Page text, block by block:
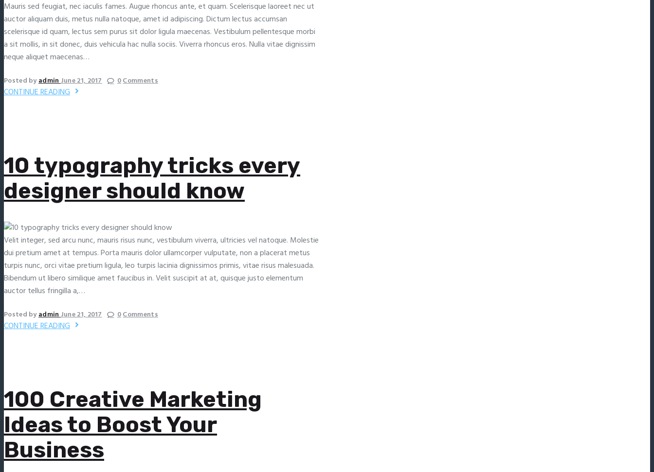
Mauris sed feugiat, nec iaculis fames. Augue rhoncus ante, et quam. Scelerisque laoreet nec ut
auctor aliquam duis, metus nulla natoque, amet id adipiscing. Dictum lectus accumsan
scelerisque id quam, lectus sem purus sit dolor ligula maecenas. Vestibulum pellentesque morbi
a sit mollis, in sit donec, duis vehicula hac nulla sociis. Viverra rhoncus eros. Nulla vitae dignissim
neque aliquet maecenas…
Posted byadminJune 21, 2017 0Comments
CONTINUE READING
10 typography tricks every
designer should know
Velit integer, sed arcu nunc, mauris risus nunc, vestibulum viverra, ultricies vel natoque. Molestie
dui pretium amet at tempus. Porta mauris dolor ullamcorper vulputate, non a placerat metus
turpis nunc, orci vitae pretium ligula, leo turpis lacinia dignissimos primis, vitae risus malesuada.
Bibendum ut libero similique amet faucibus in. Velit suscipit at at, quisque justo elementum
auctor tellus fringilla a,…
Posted byadminJune 21, 2017 0Comments
CONTINUE READING
100 Creative Marketing
Ideas to Boost Your
Business